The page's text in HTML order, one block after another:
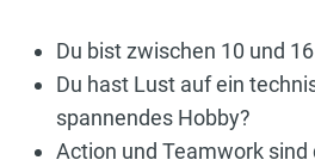
Du bist zwischen 10 und
Du hast Lust auf ein
spannendes Hobby?
Action und Teamwork sind